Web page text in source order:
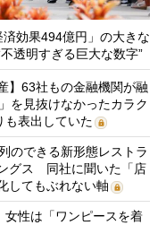
効果494億円」の大きな
透明すぎる巨大な数字”
】63社もの金融機関が融
を見抜けなかったカラク
も表出していた
のできる新形態レストラ
グス 同社に聞いた「店
してもぶれない軸
性は「ワンピースを着